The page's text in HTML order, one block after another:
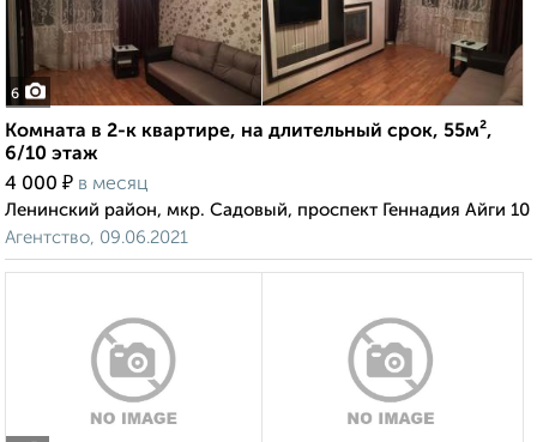
6
Комната в 2-к квартире, на длительный срок, 55м²,
6/10 этаж
4 000 ₽ в месяц
Ленинский район, мкр. Садовый, проспект Геннадия Айги 10
Агентство, 09.06.2021